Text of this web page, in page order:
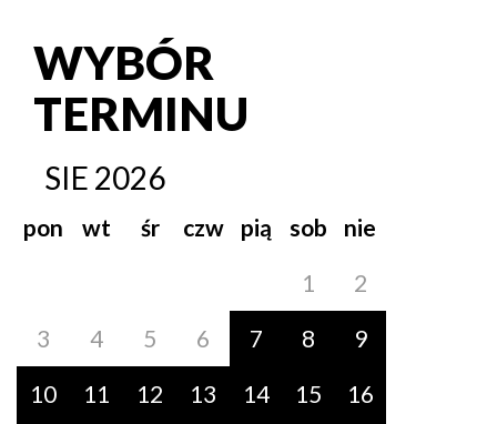
WYBÓR
TERMINU
SIE 2026
pon wt śr czw pią sob
nie
1
2
3
4 5 6 7 8
9
10
11 12 13 14 15
16